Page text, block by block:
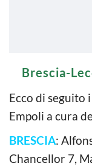
Brescia-
Ecco di seguito
Empoli a cura
BRESCIA:
Chancellor 7,